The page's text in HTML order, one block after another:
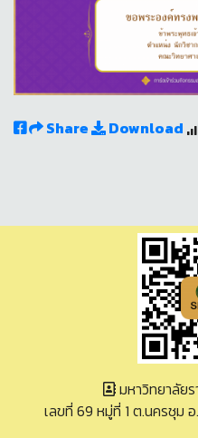
Share Download
มหาวิทยาลัย
เลขที่ 69 หมู่ที่ 1 ต.นครชุม